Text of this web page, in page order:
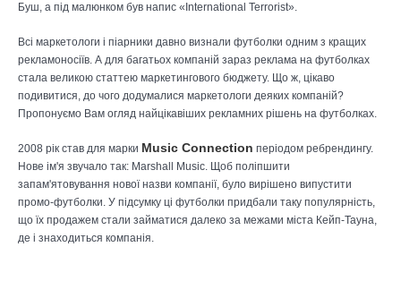
Буш, а під малюнком був напис «International Terrorist».
Всі маркетологи і піарники давно визнали футболки одним з кращих
рекламоносіїв. А для багатьох компаній зараз реклама на футболках
стала великою статтею маркетингового бюджету. Що ж, цікаво
подивитися, до чого додумалися маркетологи деяких компаній?
Пропонуємо Вам огляд найцікавіших рекламних рішень на футболках.
2008 рік став для марки Music Connection періодом ребрендингу.
Нове ім'я звучало так: Marshall Music. Щоб поліпшити
запам'ятовування нової назви компанії, було вирішено випустити
промо-футболки. У підсумку ці футболки придбали таку популярність,
що їх продажем стали займатися далеко за межами міста Кейп-Тауна,
де і знаходиться компанія.